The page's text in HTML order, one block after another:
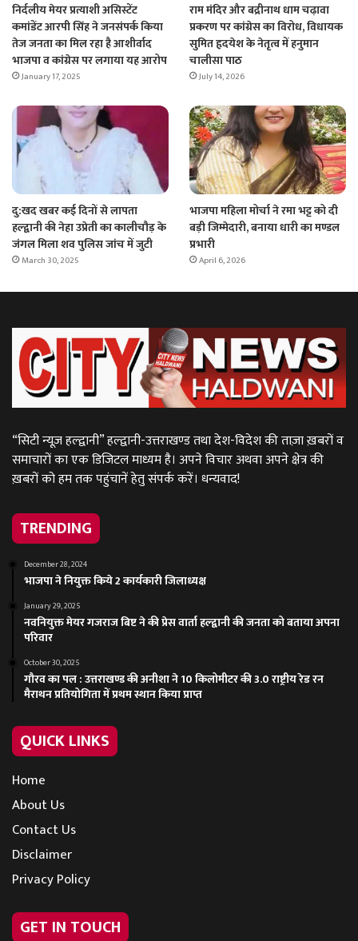
निर्दलीय मेयर प्रत्याशी असिस्टेंट
कमांडेंट आरपी सिंह ने जनसंपर्क किया
तेज जनता का मिल रहा है आशीर्वाद
भाजपा व कांग्रेस पर लगाया यह आरोप
January 17, 2025
राम मंदिर और बद्रीनाथ धाम चढ़ावा
प्रकरण पर कांग्रेस का विरोध, विधायक
सुमित हृदयेश के नेतृत्व में हनुमान
चालीसा पाठ
July 14, 2026
दु:खद खबर कई दिनों से लापता
हल्द्वानी की नेहा उप्रेती का कालीचौड़ के
जंगल मिला शव पुलिस जांच में जुटी
March 30, 2025
भाजपा महिला मोर्चा ने रमा भट्ट को दी
बड़ी जिम्मेदारी, बनाया धारी का मण्डल
प्रभारी
April 6, 2026
“सिटी न्यूज़ हल्द्वानी” हल्द्वानी-उत्तराखण्ड तथा देश-विदेश की ताज़ा ख़बरों व
समाचारों का एक डिजिटल माध्यम है। अपने विचार अथवा अपने क्षेत्र की
ख़बरों को हम तक पहुंचानें हेतु संपर्क करें। धन्यवाद!
TRENDING
December 28, 2024
भाजपा ने नियुक्त किये 2 कार्यकारी जिलाध्यक्ष
January 29, 2025
नवनियुक्त मेयर गजराज बिष्ट ने की प्रेस वार्ता हल्द्वानी की जनता को बताया अपना
परिवार
October 30, 2025
गौरव का पल : उत्तराखण्ड की अनीशा ने 10 किलोमीटर की 3.0 राष्ट्रीय रेड रन
मैराथन प्रतियोगिता में प्रथम स्थान किया प्राप्त
QUICK LINKS
Home
About Us
Contact Us
Disclaimer
Privacy Policy
GET IN TOUCH